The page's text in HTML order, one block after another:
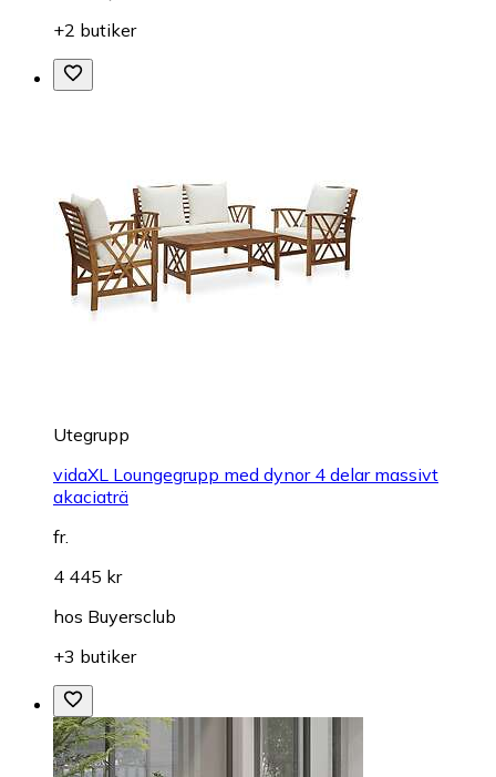
+2 butiker
Utegrupp
vidaXL Loungegrupp med dynor 4 delar massivt
akaciaträ
fr.
4 445 kr
hos Buyersclub
+3 butiker